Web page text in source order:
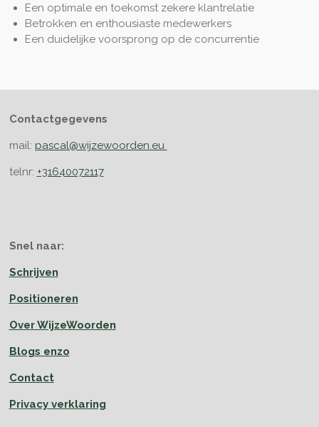
Een optimale en toekomst zekere klantrelatie
Betrokken en enthousiaste medewerkers
Een duidelijke voorsprong op de concurrentie
Contactgegevens
mail: pascal@wijzewoorden.eu
telnr: +31640072117
Snel naar:
Schrijven
Positioneren
Over WijzeWoorden
Blogs enzo
Contact
Privacy verklaring